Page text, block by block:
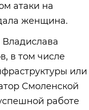
атаки на
женщина.
Владислава
в том числе
или
Смоленской
работе